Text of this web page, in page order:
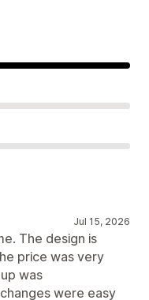
Jul 15, 2026
The design is
price was very
was
were easy